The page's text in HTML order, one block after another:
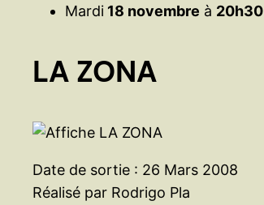
Mardi 18 novembre à 20h30
LA ZONA
Date de sortie : 26 Mars 2008
Réalisé par Rodrigo Pla